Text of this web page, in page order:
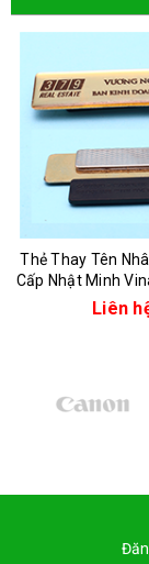
Thẻ Thay Tên
Cấp Nhật Minh
Nhựa, In Phủ
Liên